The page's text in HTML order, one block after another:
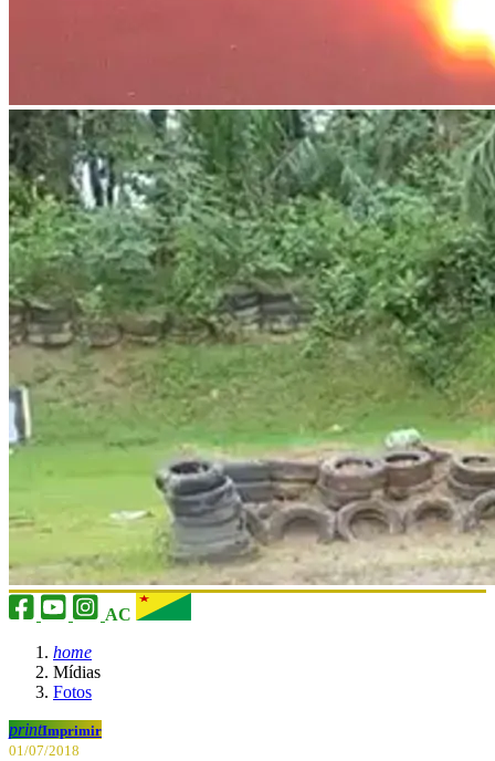
AC
home
Mídias
Fotos
printImprimir
01/07/2018